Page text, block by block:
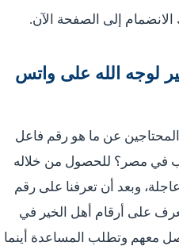
إلى الصفحة الآن.
لوجه الله على واتس
عن ما هو رقم فاعل
في مصر؟ للحصول من خلاله
وبعد أن تعرفنا على رقم
على أرقام أهل الخير في
معهم وتطلب المساعدة أينما